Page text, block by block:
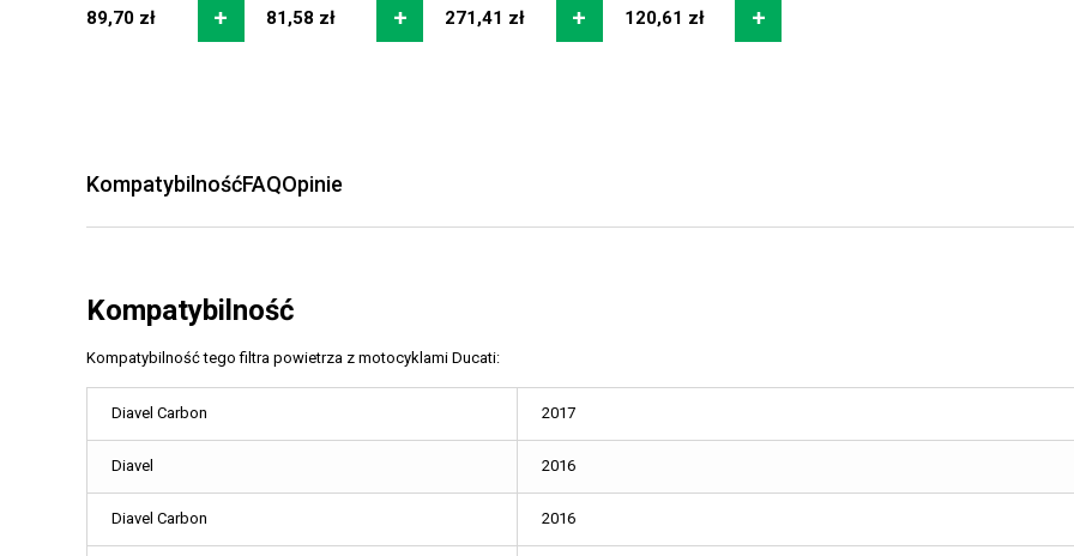
89,70 zł 81,58 zł 271,41 zł 120,61 zł
KompatybilnośćFAQOpinie
Kompatybilność
Kompatybilność tego filtra powietrza z motocyklami Ducati:
Diavel Carbon 2017
Diavel 2016
Diavel Carbon 2016